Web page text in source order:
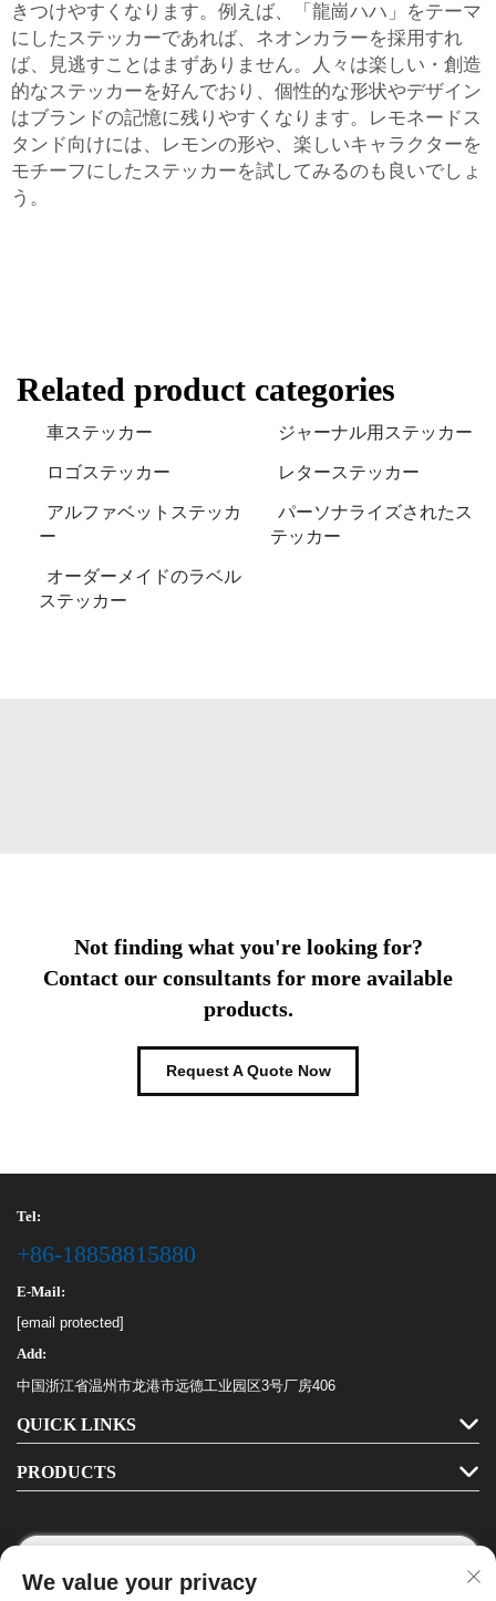
きつけやすくなります。例えば、「龍崗ハハ」をテーマ
にしたステッカーであれば、ネオンカラーを採用すれ
ば、見逃すことはまずありません。人々は楽しい・創造
的なステッカーを好んでおり、個性的な形状やデザイン
はブランドの記憶に残りやすくなります。レモネードス
タンド向けには、レモンの形や、楽しいキャラクターを
モチーフにしたステッカーを試してみるのも良いでしょ
う。
Related product categories
車ステッカー ジャーナル用ステッカー
ロゴステッカー レターステッカー
アルファベットステッカ
ー
パーソナライズされたス
テッカー
オーダーメイドのラベル
ステッカー
Not finding what you're looking for?
Contact our consultants for more available
products.
Request A Quote Now
Tel:
+86-18858815880
E-Mail:
[email protected]
Add:
中国浙江省温州市龙港市远德工业园区3号厂房406
QUICK LINKS
PRODUCTS
We value your privacy